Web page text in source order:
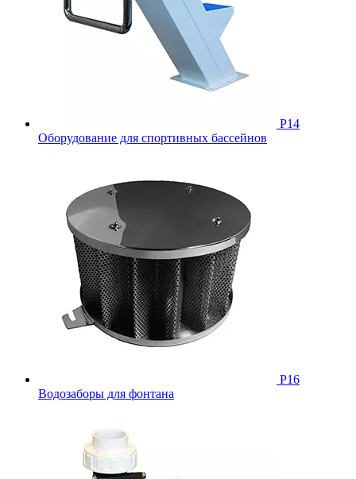
Р14
Оборудование для спортивных бассейнов
Р16
Водозаборы для фонтана